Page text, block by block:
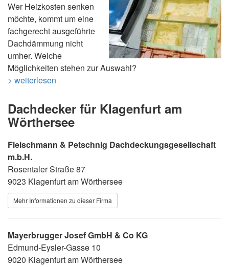
Wer Heizkosten senken
möchte, kommt um eine
fachgerecht ausgeführte
Dachdämmung nicht
umher. Welche
Möglichkeiten stehen zur Auswahl?
> weiterlesen
Dachdecker für Klagenfurt am
Wörthersee
Fleischmann & Petschnig Dachdeckungsgesellschaft
m.b.H.
Rosentaler Straße 87
9023 Klagenfurt am Wörthersee
Mehr Informationen zu dieser Firma
Mayerbrugger Josef GmbH & Co KG
Edmund-Eysler-Gasse 10
9020 Klagenfurt am Wörthersee